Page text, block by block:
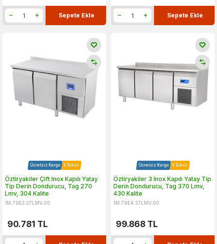
Sepete Ekle Sepete Ekle
Ücretsiz Kargo 9 Taksit
Öztiryakiler Çift Inox Kapılı Yatay
Tip Derin Dondurucu, Tag 270
Lmv, 304 Kalite
1M.79E3.27LMV.00
90.781 TL
Ücretsiz Kargo 9 Taksit
Öztiryakiler 3 Inox Kapılı Yatay Tip
Derin Dondurucu, Tag 370 Lmv,
430 Kalite
1M.79E4.37LMV.00
99.868 TL